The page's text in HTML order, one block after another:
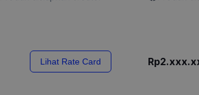
Lihat Rate Card